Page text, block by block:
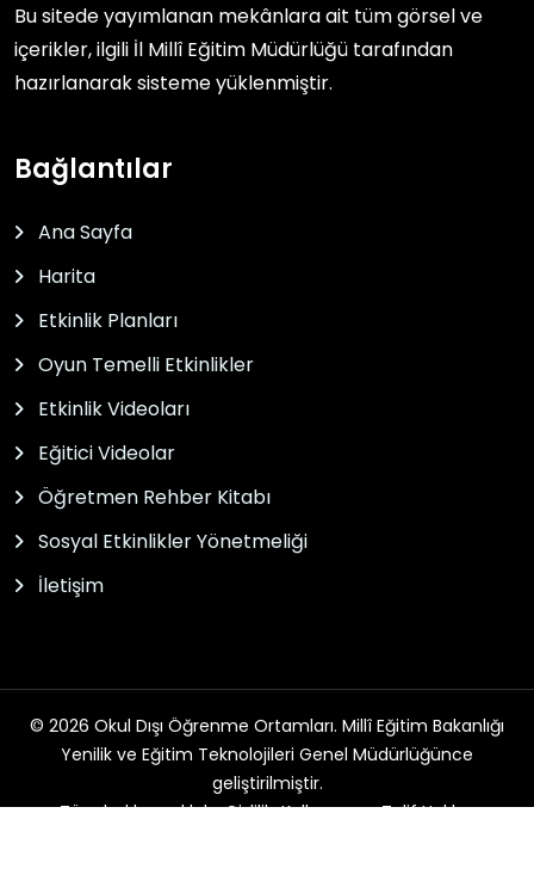
Bu sitede yayımlanan mekânlara ait tüm görsel ve
içerikler, ilgili İl Millî Eğitim Müdürlüğü tarafından
hazırlanarak sisteme yüklenmiştir.
Bağlantılar
Ana Sayfa
Harita
Etkinlik Planları
Oyun Temelli Etkinlikler
Etkinlik Videoları
Eğitici Videolar
Öğretmen Rehber Kitabı
Sosyal Etkinlikler Yönetmeliği
İletişim
© 2026 Okul Dışı Öğrenme Ortamları. Millî Eğitim Bakanlığı
Yenilik ve Eğitim Teknolojileri Genel Müdürlüğünce
geliştirilmiştir.
Tüm hakları saklıdır. Gizlilik, Kullanım ve Telif Hakları